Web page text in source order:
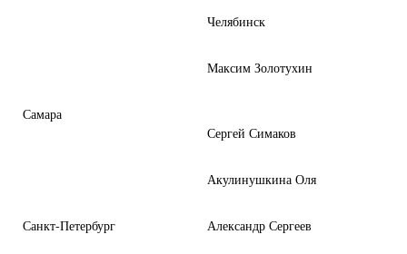
Челябинск
Максим Золотухин
Самара
Сергей Симаков
Акулинушкина Оля
Санкт-Петербург Александр Сергеев